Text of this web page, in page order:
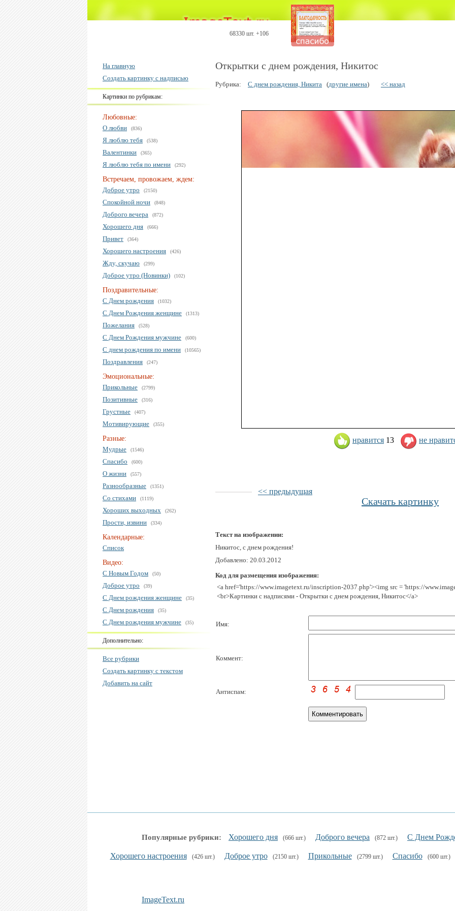
68330 шт. +106
На главную
Создать картинку с надписью
Картинки по рубрикам:
Любовные:
О любви
(836)
Я люблю тебя (538)
Валентинки (365)
Я люблю тебя по имени (292)
Встречаем, провожаем, ждем:
Доброе утро
(2150)
Спокойной ночи (848)
Доброго вечера (872)
Хорошего дня (666)
Привет (364)
Хорошего настроения (426)
Жду, скучаю (299)
Доброе утро (Новинки) (102)
Поздравительные:
С Днем рождения
(1032)
С Днем Рождения женщине (1313)
Пожелания (528)
С Днем Рождения мужчине (600)
С днем рождения по имени (10565)
Поздравления (247)
Эмоциональные:
Прикольные
(2799)
Позитивные (316)
Грустные (407)
Мотивирующие (355)
Разные:
Мудрые
(1546)
Спасибо (600)
О жизни (557)
Разнообразные (1351)
Со стихами (1119)
Хороших выходных (262)
Прости, извини (334)
Календарные:
Список
Видео:
С Новым Годом
(50)
Доброе утро (39)
С Днем рождения женщине (35)
С Днем рождения (35)
С Днем рождения мужчине (35)
Дополнительно:
Все рубрики
Создать картинку с текстом
Добавить на сайт
Открытки с днем рождения, Никитос
Рубрика: С днем рождения, Никита (другие имена) << назад
нравится 13 не
<< предыдущая
Скачать картинку
Текст на изображении:
Никитос, c днем рождения!
Добавлено: 20.03.2012
Код для размещения изображения:
<a href='https://www.imagetext.ru/inscription-2037.php'><img src = 'https://
<br>Картинки с надписями - Открытки с днем рождения, Никитос</a>
Имя:
Коммент:
Антиспам:
Популярные рубрики: Хорошего дня (666 шт.) Доброго вечера (872 шт.) С Днем
Хорошего настроения (426 шт.) Доброе утро (2150 шт.) Прикольные (2799 шт.) Спасибо (600 шт.)
ImageText.ru